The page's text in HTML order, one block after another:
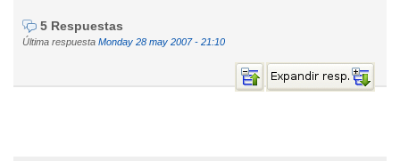
5 Respuestas
Última respuesta Monday 28 may 2007 - 21:10